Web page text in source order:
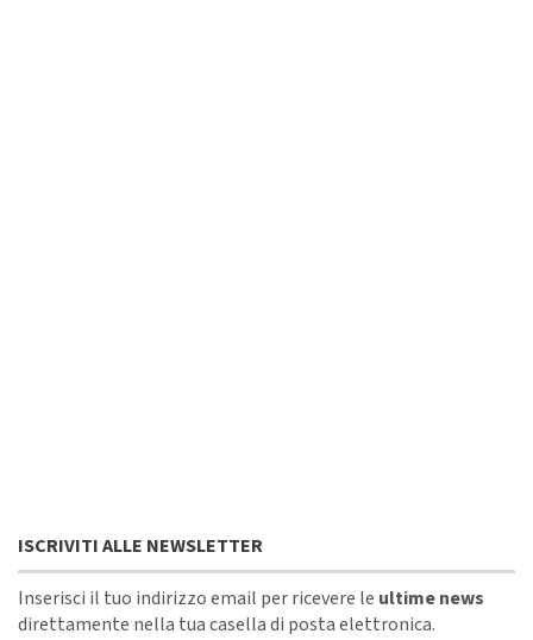
ISCRIVITI ALLE NEWSLETTER
Inserisci il tuo indirizzo email per ricevere le ultime news
direttamente nella tua casella di posta elettronica.